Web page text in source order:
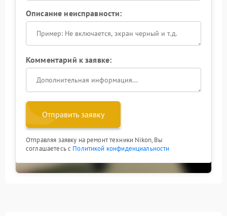
Описание неисправности:
Комментарий к заявке:
Отправить заявку
Отправляя заявку на ремонт техники Nikon, Вы
соглашаетесь с Политикой конфиденциальности